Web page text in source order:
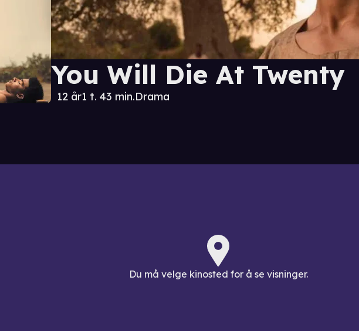
You Will Die At Twenty
12 år1 t. 43 min.Drama
Du må velge kinosted for å se visninger.